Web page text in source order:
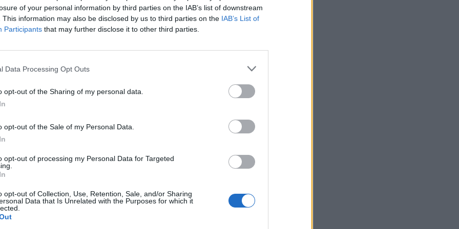
of your personal information by third parties on the IAB’s list of downstream
This information may also be disclosed by us to third parties on the IAB’s List of
Participants that may further disclose it to other third parties.
Data Processing Opt Outs
opt-out of the Sharing of my personal data.
opt-out of the Sale of my Personal Data.
opt-out of processing my Personal Data for Targeted
opt-out of Collection, Use, Retention, Sale, and/or Sharing
Data that Is Unrelated with the Purposes for which it
eddig a legénység 92 százalékát vizsgálták meg, és az 550 pozitív eredmény
tesztje lett negatív. A legénység 3696 tagját már partra tették. Két nappal
miatt a héten lemondani kényszerült Thomas Modly...
portfolio.hu hírarchívumához tartozik, melynek olvasása előfizetéses
tartalmazza:
cikkarchívum
elmúlt 2 év napon belüli
Előfizetés